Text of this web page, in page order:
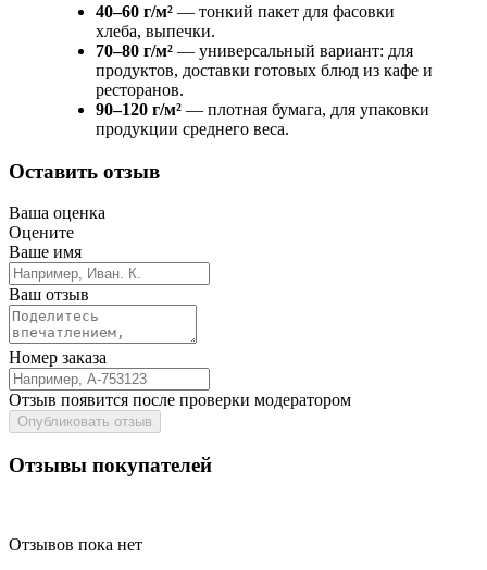
40–60 г/м² — тонкий пакет для фасовки
хлеба, выпечки.
70–80 г/м² — универсальный вариант: для
продуктов, доставки готовых блюд из кафе и
ресторанов.
90–120 г/м² — плотная бумага, для упаковки
продукции среднего веса.
Оставить отзыв
Ваша оценка
Оцените
Ваше имя
Ваш отзыв
Номер заказа
Отзыв появится после проверки модератором
Опубликовать отзыв
Отзывы покупателей
Отзывов пока нет